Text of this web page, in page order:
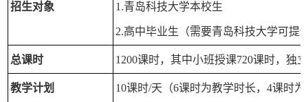
招生对象 1.青岛科技大学本校生
2.高中毕业生（需要青岛科技大学可提
总课时 1200课时，其中小班授课720课时，独
教学计划 10课时/天（6课时为教学时长，4课时